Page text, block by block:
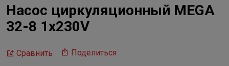
Насос циркуляционный MEGA
32-8 1x230V
Сравнить Поделиться